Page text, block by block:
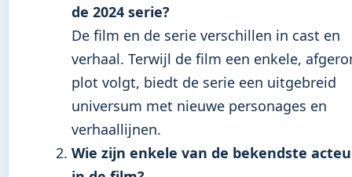
de 2024 serie?
De film en de serie verschillen in cast en
verhaal. Terwijl de film een enkele,
plot volgt, biedt de serie een uitgebreid
universum met nieuwe personages en
verhaallijnen.
Wie zijn enkele van de bekendste